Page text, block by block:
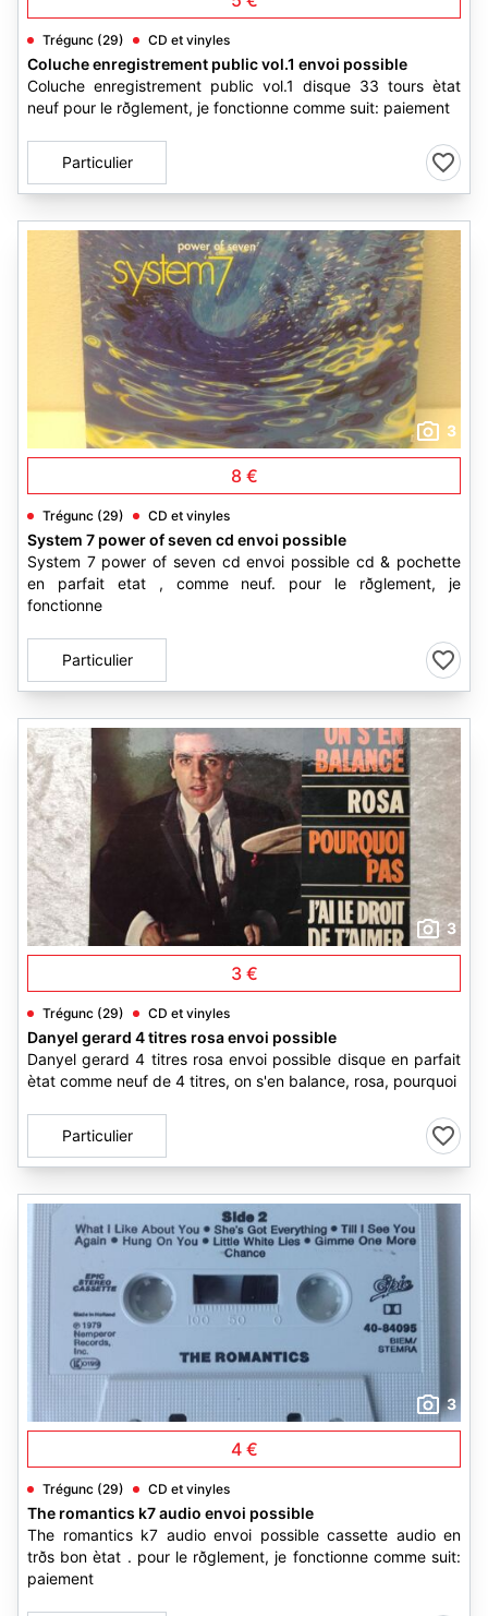
Trégunc (29) CD et vinyles
Coluche enregistrement public vol.1 envoi possible
Coluche enregistrement public vol.1 disque 33 tours ètat
neuf pour le rðglement, je fonctionne comme suit: paiement
Particulier
3
8 €
Trégunc (29) CD et vinyles
System 7 power of seven cd envoi possible
System 7 power of seven cd envoi possible cd & pochette
en parfait etat , comme neuf. pour le rðglement, je
fonctionne
Particulier
3
3 €
Trégunc (29) CD et vinyles
Danyel gerard 4 titres rosa envoi possible
Danyel gerard 4 titres rosa envoi possible disque en parfait
ètat comme neuf de 4 titres, on s'en balance, rosa, pourquoi
Particulier
3
4 €
Trégunc (29) CD et vinyles
The romantics k7 audio envoi possible
The romantics k7 audio envoi possible cassette audio en
trðs bon ètat . pour le rðglement, je fonctionne comme suit:
paiement